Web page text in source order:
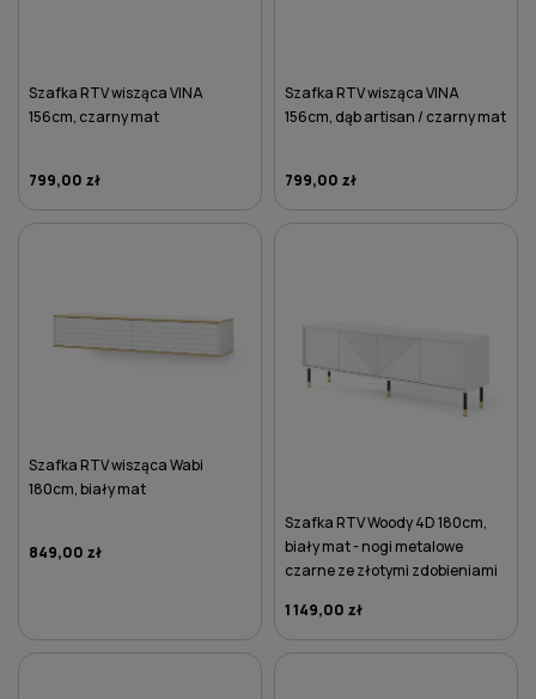
Szafka RTV wisząca VINA
156cm, czarny mat
799,00 zł
Szafka RTV wisząca VINA
156cm, dąb artisan / czarny mat
799,00 zł
Szafka RTV wisząca Wabi
180cm, biały mat
849,00 zł
Szafka RTV Woody 4D 180cm,
biały mat - nogi metalowe
czarne ze złotymi zdobieniami
1 149,00 zł